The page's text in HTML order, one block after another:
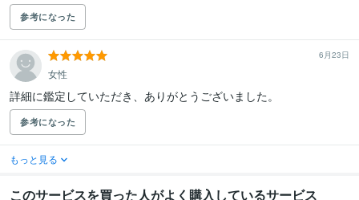
参考になった
6月23日
女性
詳細に鑑定していただき、ありがとうございました。
参考になった
もっと見る
このサービスを買った人がよく購入しているサービス